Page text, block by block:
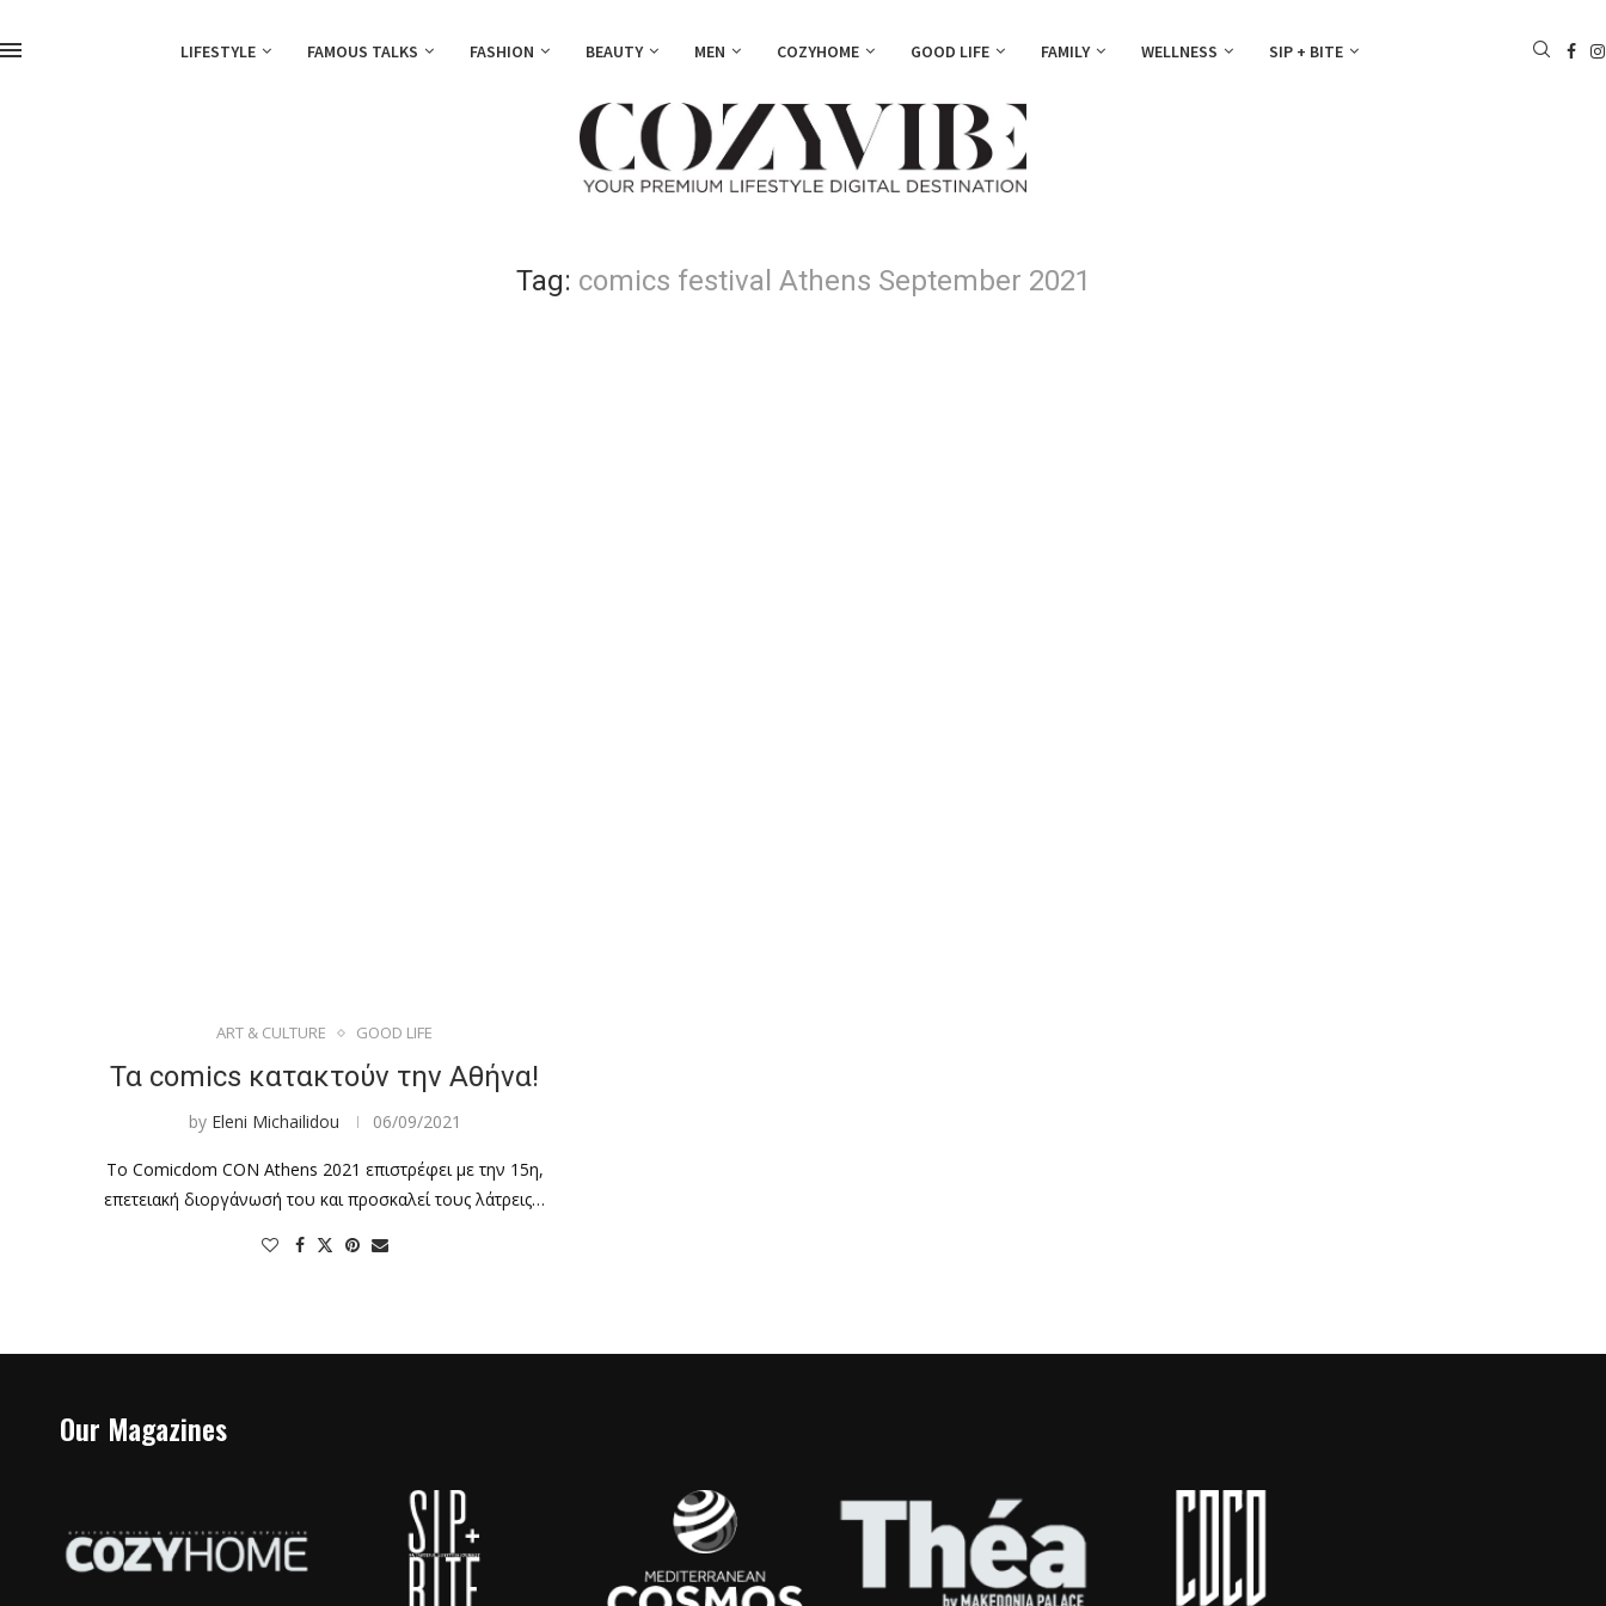
LIFESTYLE FAMOUS TALKS FASHION BEAUTY MEN COZYHOME GOOD LIFE FAMILY WELLNESS SIP + BITE
Tag: comics festival Athens September 2021
ART & CULTURE GOOD LIFE
Τα comics κατακτούν την Αθήνα!
by Eleni Michailidou 06/09/2021
Το Comicdom CON Athens 2021 επιστρέφει με την 15η,
επετειακή διοργάνωσή του και προσκαλεί τους λάτρεις…
Our Magazines